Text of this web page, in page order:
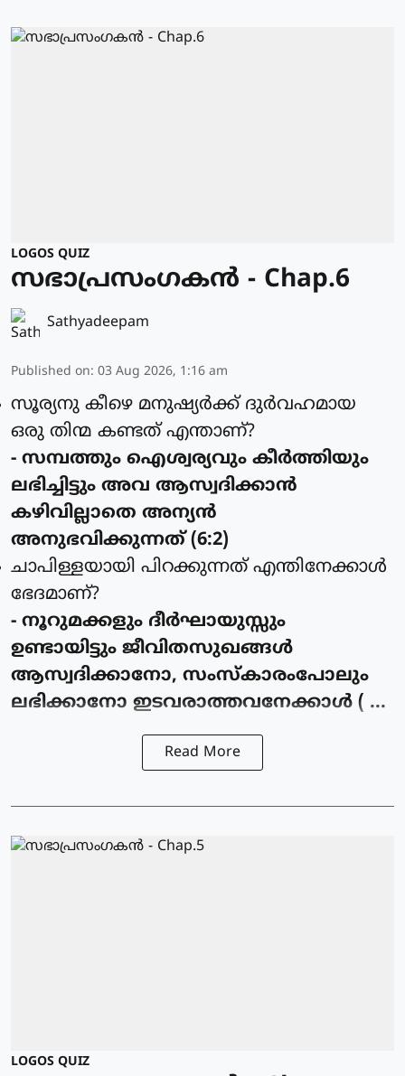
LOGOS QUIZ
സഭാപ്രസംഗകൻ - Chap.6
Sathyadeepam
Published on: 03 Aug 2026, 1:16 am
സൂര്യനു കീഴെ മനുഷ്യര്‍ക്ക് ദുര്‍വഹമായ
ഒരു തിന്മ കണ്ടത് എന്താണ്?
- സമ്പത്തും ഐശ്വര്യവും കീര്‍ത്തിയും
ലഭിച്ചിട്ടും അവ ആസ്വദിക്കാന്‍
കഴിവില്ലാതെ അന്യന്‍
അനുഭവിക്കുന്നത് (6:2)
ചാപിള്ളയായി പിറക്കുന്നത് എന്തിനേക്കാള്‍
ഭേദമാണ്?
- നൂറുമക്കളും ദീര്‍ഘായുസ്സും
ഉണ്ടായിട്ടും ജീവിതസുഖങ്ങള്‍
ആസ്വദിക്കാനോ, സംസ്കാരംപോലും
ലഭിക്കാനോ ഇടവരാത്തവനേക്കാള്‍ ( ...
Read More
LOGOS QUIZ